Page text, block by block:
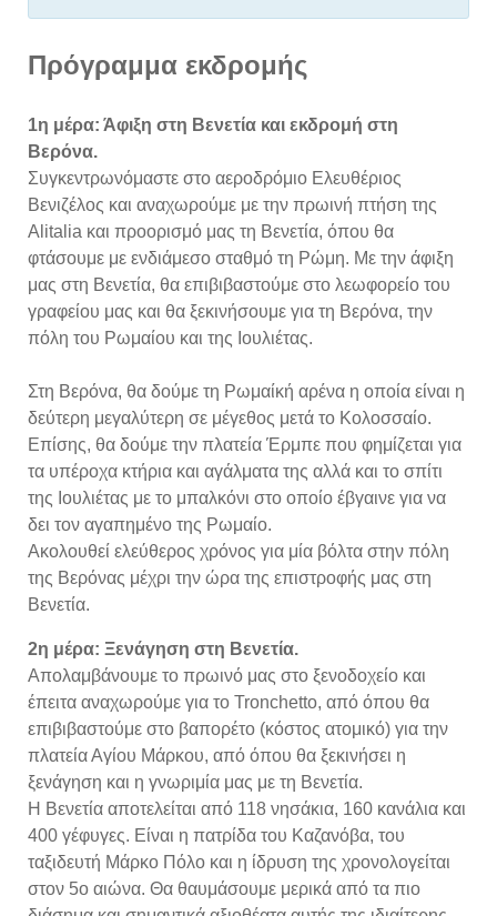
Πρόγραμμα εκδρομής
1η μέρα: Άφιξη στη Βενετία και εκδρομή στη
Βερόνα.
Συγκεντρωνόμαστε στο αεροδρόμιο Ελευθέριος
Βενιζέλος και αναχωρούμε με την πρωινή πτήση της
Alitalia και προορισμό μας τη Βενετία, όπου θα
φτάσουμε με ενδιάμεσο σταθμό τη Ρώμη. Με την άφιξη
μας στη Βενετία, θα επιβιβαστούμε στο λεωφορείο του
γραφείου μας και θα ξεκινήσουμε για τη Βερόνα, την
πόλη του Ρωμαίου και της Ιουλιέτας.
Στη Βερόνα, θα δούμε τη Ρωμαίκή αρένα η οποία είναι η
δεύτερη μεγαλύτερη σε μέγεθος μετά το Κολοσσαίο.
Επίσης, θα δούμε την πλατεία Έρμπε που φημίζεται για
τα υπέροχα κτήρια και αγάλματα της αλλά και το σπίτι
της Ιουλιέτας με το μπαλκόνι στο οποίο έβγαινε για να
δει τον αγαπημένο της Ρωμαίο.
Ακολουθεί ελεύθερος χρόνος για μία βόλτα στην πόλη
της Βερόνας μέχρι την ώρα της επιστροφής μας στη
Βενετία.
2η μέρα: Ξενάγηση στη Βενετία.
Απολαμβάνουμε το πρωινό μας στο ξενοδοχείο και
έπειτα αναχωρούμε για το Tronchetto, από όπου θα
επιβιβαστούμε στο βαπορέτο (κόστος ατομικό) για την
πλατεία Αγίου Μάρκου, από όπου θα ξεκινήσει η
ξενάγηση και η γνωριμία μας με τη Βενετία.
Η Βενετία αποτελείται από 118 νησάκια, 160 κανάλια και
400 γέφυγες. Είναι η πατρίδα του Καζανόβα, του
ταξιδευτή Μάρκο Πόλο και η ίδρυση της χρονολογείται
στον 5ο αιώνα. Θα θαυμάσουμε μερικά από τα πιο